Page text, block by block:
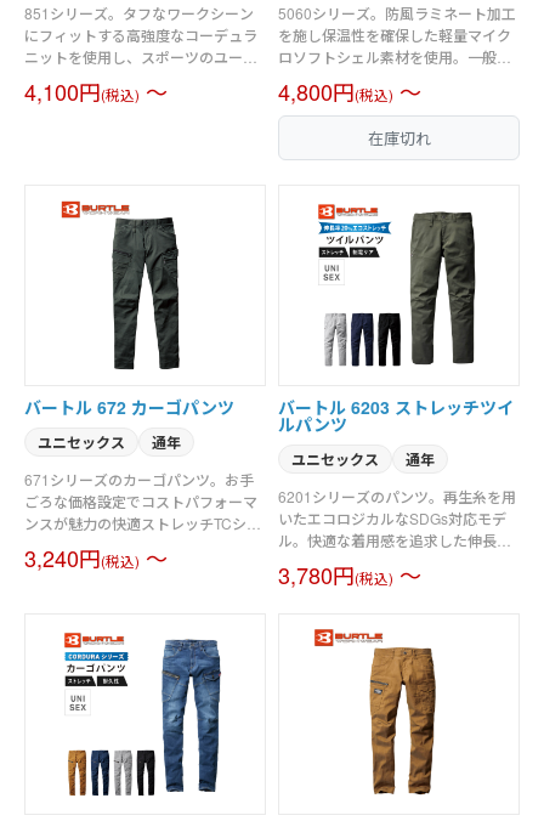
851シリーズ。タフなワークシーン
にフィットする高強度なコーデュラ
ニットを使用し、スポーツのユーテ
ア。タフな動きに対応する摩耗強
ーティなルックスと細身なデーパー
ドシルエット。男女ユニセックスの
着用に対応。素材／コーデュラ
NYCOダブルフェイスジャージ（伸
長率40％以上）吸水速乾
4,100円(税込) ～
5060シリーズ。防風ラミネート加工
を施し保温性を確保した軽量マイク
ロソフトシェル素材を使用。一般の
ャブル機能を配備。重厚なルックス
ながら軽やかなフィッティングを実
現。男女ユニセックスの着用に対
応。素材／マイクロソフトシェル
耐水圧10,000mm
4,800円(税込) ～
在庫切れ
バートル 672 カーゴパンツ
ユニセックス 通年
671シリーズのカーゴパンツ。お手
ごろな価格設定でコストパフォーマ
ンスが魅力の快適ストレッチTCシリ
身体の動きを快適にサポート。すっ
用に対応。素材／T/Cストレッチツイ
ル（伸長率20％）
3,240円(税込) ～
バートル 6203 ストレッチツイ
ルパンツ
ユニセックス 通年
6201シリーズのパンツ。再生糸を用
いたエコロジカルなSDGs対応モデ
ル。快適な着用感を追求した伸長率
た帯電防止性を備えるJIS T8118適合
エット。男女ユニセックスの着用に
対応。素材／エコストレッチツイル
（伸長率20％）、制電ケア設計
3,780円(税込) ～